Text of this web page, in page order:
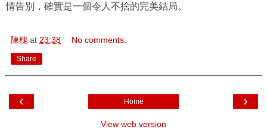
情告別，確實是一個令人不捨的完美結局。
陳槐 at 23:38 No comments:
Share
‹ ›
Home
View web version